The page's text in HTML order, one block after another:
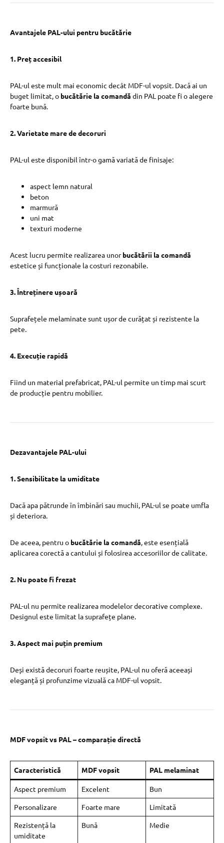
Avantajele PAL-ului pentru bucătărie
1. Preț accesibil
PAL-ul este mult mai economic decât MDF-ul vopsit. Dacă ai un
buget limitat, o bucătărie la comandă din PAL poate fi o alegere
foarte bună.
2. Varietate mare de decoruri
PAL-ul este disponibil într-o gamă variată de finisaje:
aspect lemn natural
beton
marmură
uni mat
texturi moderne
Acest lucru permite realizarea unorbucătării la comandă
estetice și funcționale la costuri rezonabile.
3. Întreținere ușoară
Suprafețele melaminate sunt ușor de curățat și rezistente la
pete.
4. Execuție rapidă
Fiind un material prefabricat, PAL-ul permite un timp mai scurt
de producție pentru mobilier.
Dezavantajele PAL-ului
1. Sensibilitate la umiditate
Dacă apa pătrunde în îmbinări sau muchii, PAL-ul se poate umfla
și deteriora.
De aceea, pentru o bucătărie la comandă, este esențială
aplicarea corectă a cantului și folosirea accesoriilor de calitate.
2. Nu poate fi frezat
PAL-ul nu permite realizarea modelelor decorative complexe.
Designul este limitat la suprafețe plane.
3. Aspect mai puțin premium
Deși există decoruri foarte reușite, PAL-ul nu oferă aceeași
eleganță și profunzime vizuală ca MDF-ul vopsit.
MDF vopsit vs PAL – comparație directă
Caracteristică MDF vopsit PAL melaminat
Aspect premium Excelent
Bun
Personalizare
Foarte mare
Limitată
Rezistență la
umiditate
Bună Medie